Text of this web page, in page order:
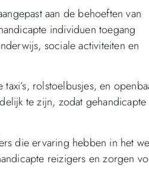
aan de behoeften van
individuen toegang
sociale activiteiten en
rolstoelbusjes, en
te zijn, zodat gehandicapte
die ervaring hebben in het
reizigers en zorgen